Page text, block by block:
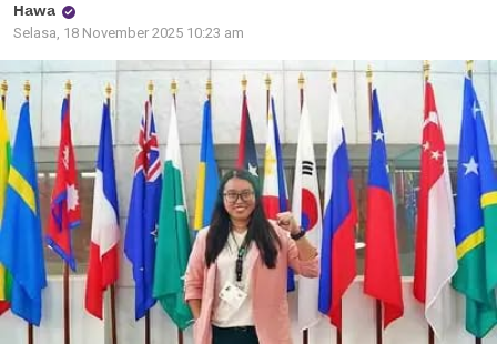
Hawa
Selasa, 18 November 2025 10:23 am